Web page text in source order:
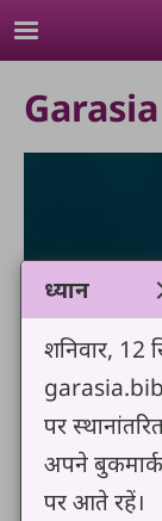
Skip to main
ध्यान
शनिवार, 12
पर
अपने
पर आते रहें।